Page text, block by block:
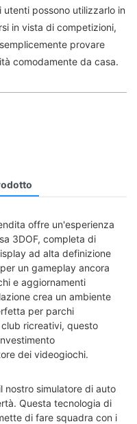
possono utilizzarlo in
in vista di competizioni,
provare
comodamente da casa.
offre un'esperienza
3DOF, completa di
ad alta definizione
un gameplay ancora
e aggiornamenti
crea un ambiente
per parchi
ricreativi, questo
dei videogiochi.
nostro simulatore di auto
Questa tecnologia di
di fare squadra con i